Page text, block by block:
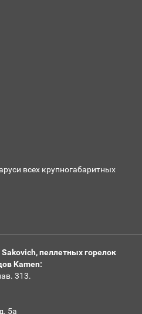
всех крупногабаритных
пеллетных горелок
Kamen:
313.
5а